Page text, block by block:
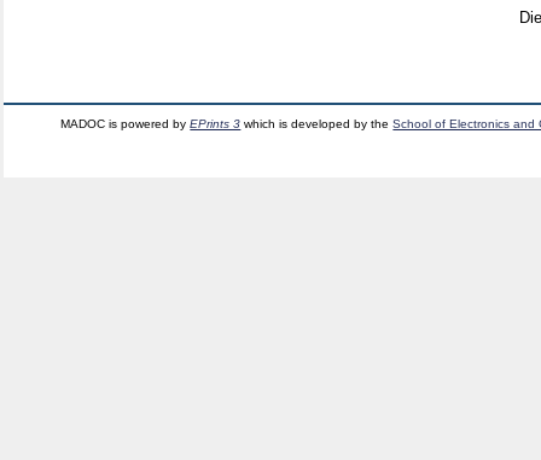
MADOC is powered byEPrints 3 which is developed by theSchool of Electronics and